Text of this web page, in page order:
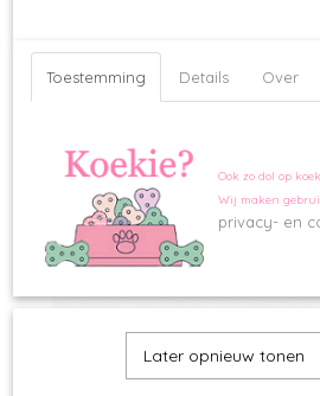
Toestemming Details Over
Ook zo dol op
Wij maken
privacy- en
Later opnieuw tonen